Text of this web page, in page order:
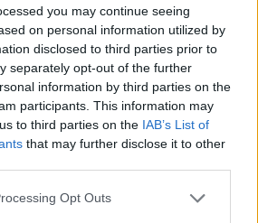
you may continue seeing
on personal information utilized by
disclosed to third parties prior to
separately opt-out of the further
information by third parties on the
participants. This information may
to third parties on the IAB’s List of
that may further disclose it to other
app uses one or more Google
Opt Outs
e avvisi: ecosistema per